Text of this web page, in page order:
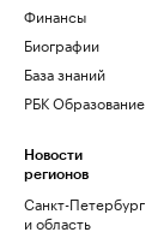
Финансы
Биографии
База знаний
РБК Образование
Новости
регионов
Санкт-Петербург
и область